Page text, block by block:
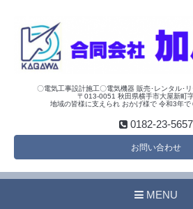
〇電気工事設計施工〇電気機器 販売･レンタル･
〒013-0051 秋田県横手市大屋新町
地域の皆様に支えられ おかげ様で 令和3年で
0182-23-5657
お問い合わせ
MENU